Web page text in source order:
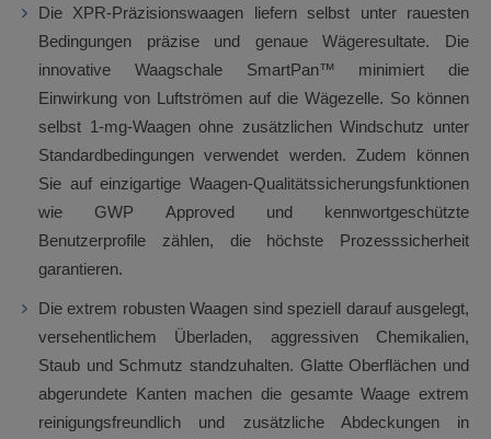
Die XPR-Präzisionswaagen liefern selbst unter rauesten
Bedingungen präzise und genaue Wägeresultate. Die
innovative Waagschale SmartPan™ minimiert die
Einwirkung von Luftströmen auf die Wägezelle. So können
selbst 1-mg-Waagen ohne zusätzlichen Windschutz unter
Standardbedingungen verwendet werden. Zudem können
Sie auf einzigartige Waagen-Qualitätssicherungsfunktionen
wie GWP Approved und kennwortgeschützte
Benutzerprofile zählen, die höchste Prozesssicherheit
garantieren.
Die extrem robusten Waagen sind speziell darauf ausgelegt,
versehentlichem Überladen, aggressiven Chemikalien,
Staub und Schmutz standzuhalten. Glatte Oberflächen und
abgerundete Kanten machen die gesamte Waage extrem
reinigungsfreundlich und zusätzliche Abdeckungen in